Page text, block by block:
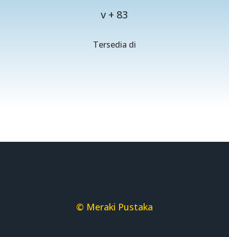
v + 83
Tersedia di
© Meraki Pustaka